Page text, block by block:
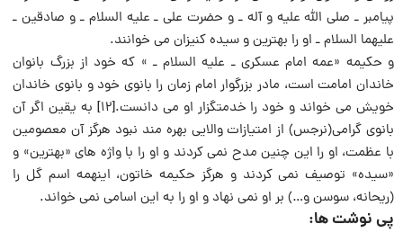
پیامبر ـ صلی الله علیه و آله ـ و حضرت علی ـ علیه السلام ـ و صادقین ـ
علیهما السلام ـ او را بهترین و سیده کنیزان می خوانند.
و حکیمه «عمه امام عسکری ـ علیه السلام ـ » که خود از بزرگ بانوان
خاندان امامت است، مادر بزرگوار امام زمان را بانوی خود و بانوی خاندان
خویش می خواند و خود را خدمتگزار او می دانست.[۱۲] به یقین اگر آن
بانوی گرامی(نرجس) از امتیازات والایی بهره مند نبود هرگز آن معصومین
با عظمت، او را این چنین مدح نمی کردند و او را با واژه های «بهترین» و
«سیده» توصیف نمی کردند و هرگز حکیمه خاتون، اینهمه اسم گل را
(ریحانه، سوسن و…) بر او نمی نهاد و او را به این اسامی نمی خواند.
پی نوشت ها: